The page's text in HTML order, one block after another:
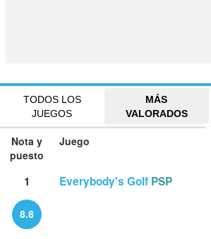
TODOS LOS
JUEGOS
MÁS
VALORADOS
Nota y
puesto
Juego
1 Everybody's Golf PSP
8.8